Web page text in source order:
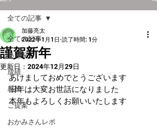
全ての記事
塾近況
成績
感想
ご提案
おかみさんレポ
全ての記事
謹賀新年
加藤亮太
2022年1月1日 読了時間: 1分
更新日： 2024年12月29日
あけましておめでとうございます
旧年は大変お世話になりました
本年もよろしくお願いいたします